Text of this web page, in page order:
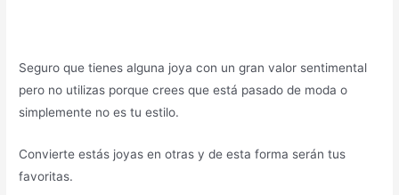
Seguro que tienes alguna joya con un gran valor sentimental
pero no utilizas porque crees que está pasado de moda o
simplemente no es tu estilo.
Convierte estás joyas en otras y de esta forma serán tus
favoritas.